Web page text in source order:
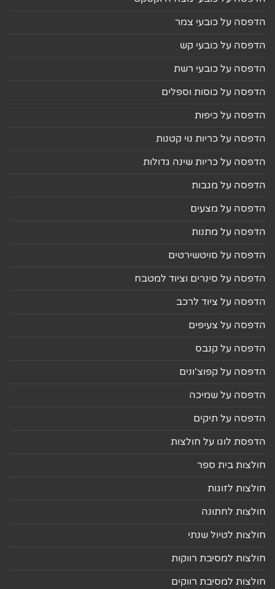
הדפסה על כובעי צמר
הדפסה על כובעי קש
הדפסה על כובעי רשת
הדפסה על כוסות וספלים
הדפסה על כיפות
הדפסה על כריות נוי קטנות
הדפסה על כריות שינה גדולות
הדפסה על מגבות
הדפסה על מצעים
הדפסה על מתנות
הדפסה על סויטשירטים
הדפסה על סינרים וציוד למטבח
הדפסה על ציוד לרכב
הדפסה על צעיפים
הדפסה על קנבס
הדפסה על קפוצ'ונים
הדפסה על שמיכה
הדפסה על תיקים
הדפסת לוגו על חולצות
חולצות בית ספר
חולצות לזוגות
חולצות לחתונה
חולצות לטיול שנתי
חולצות למסיבת רווקות
חולצות למסיבת רווקים